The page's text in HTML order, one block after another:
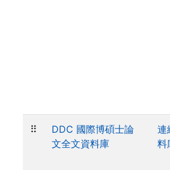
⠿
DDC 國際博碩士論
文全文資料庫
連
料